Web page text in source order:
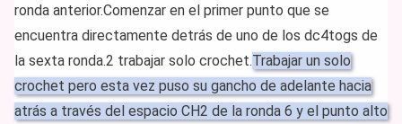
ronda anterior.Comenzar en el primer punto que se
encuentra directamente detrás de uno de los dc4togs de
la sexta ronda.2 trabajar solo crochet.Trabajar un solo
crochet pero esta vez puso su gancho de adelante hacia
atrás a través del espacio CH2 de la ronda 6 y el punto alto